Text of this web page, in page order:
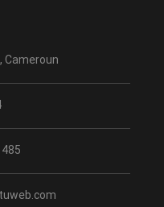
Cameroun